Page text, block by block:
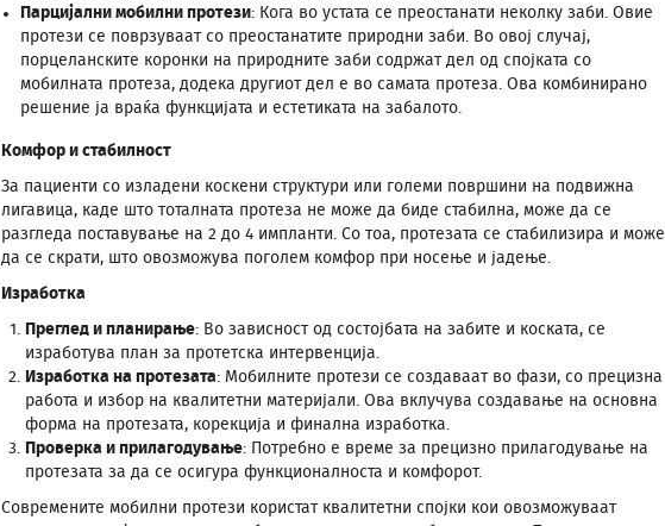
Парцијални мобилни протези: Кога во устата се преостанати неколку заби. Овие
протези се поврзуваат со преостанатите природни заби. Во овој случај,
порцеланските коронки на природните заби содржат дел од спојката со
мобилната протеза, додека другиот дел е во самата протеза. Ова комбинирано
решение ја враќа функцијата и естетиката на забалото.
Комфор и стабилност
За пациенти со изладени коскени структури или големи површини на подвижна
лигавица, каде што тоталната протеза не може да биде стабилна, може да се
разгледа поставување на 2 до 4 импланти. Со тоа, протезата се стабилизира и може
да се скрати, што овозможува поголем комфор при носење и јадење.
Изработка
Преглед и планирање: Во зависност од состојбата на забите и коската, се
изработува план за протетска интервенција.
Изработка на протезата: Мобилните протези се создаваат во фази, со прецизна
работа и избор на квалитетни материјали. Ова вклучува создавање на основна
форма на протезата, корекција и финална изработка.
Проверка и прилагодување: Потребно е време за прецизно прилагодување на
протезата за да се осигура функционалноста и комфорот.
Современите мобилни протези користат квалитетни спојки кои овозможуваат